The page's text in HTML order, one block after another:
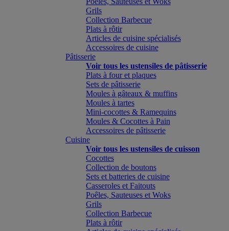
Grils
Collection Barbecue
Plats à rôtir
Articles de cuisine spécialisés
Accessoires de cuisine
Pâtisserie
Voir tous les ustensiles de pâtisserie
Plats à four et plaques
Sets de pâtisserie
Moules à gâteaux & muffins
Moules à tartes
Mini-cocottes & Ramequins
Moules & Cocottes à Pain
Accessoires de pâtisserie
Cuisine
Voir tous les ustensiles de cuisson
Cocottes
Collection de boutons
Sets et batteries de cuisine
Casseroles et Faitouts
Poêles, Sauteuses et Woks
Grils
Collection Barbecue
Plats à rôtir